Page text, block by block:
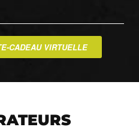
CADEAU VIRTUELLE